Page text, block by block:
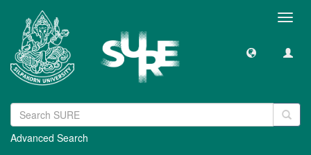
Advanced Search